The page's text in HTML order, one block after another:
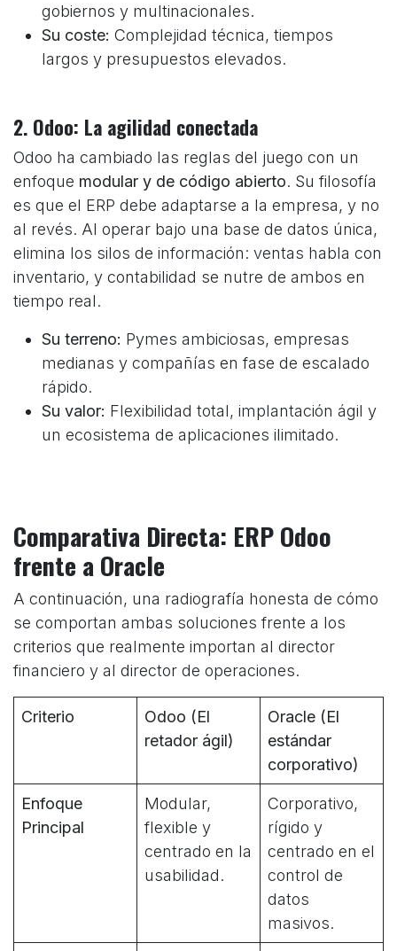
gobiernos y multinacionales.
Su coste: Complejidad técnica, tiempos
largos y presupuestos elevados.
2. Odoo: La agilidad conectada
Odoo ha cambiado las reglas del juego con un
enfoque modular y de código abierto. Su filosofía
es que el ERP debe adaptarse a la empresa, y no
al revés. Al operar bajo una base de datos única,
elimina los silos de información: ventas habla con
inventario, y contabilidad se nutre de ambos en
tiempo real.
Su terreno: Pymes ambiciosas, empresas
medianas y compañías en fase de escalado
rápido.
Su valor: Flexibilidad total, implantación ágil y
un ecosistema de aplicaciones ilimitado.
Comparativa Directa: ERP Odoo
frente a Oracle
A continuación, una radiografía honesta de cómo
se comportan ambas soluciones frente a los
criterios que realmente importan al director
financiero y al director de operaciones.
Criterio
Odoo (El
retador ágil)
Oracle (El
estándar
corporativo)
Enfoque
Principal
Modular,
flexible y
centrado en la
usabilidad.
Corporativo,
rígido y
centrado en el
control de
datos
masivos.